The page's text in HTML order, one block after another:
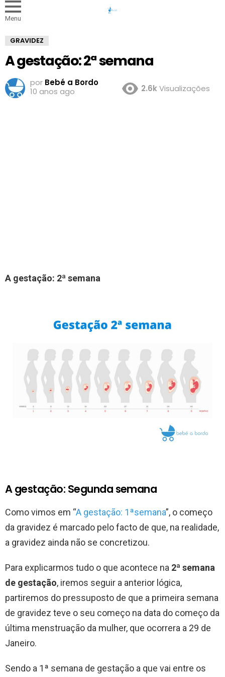
Menu
GRAVIDEZ
A gestação: 2ª semana
por Bebé a Bordo
10 anos ago
2.6kVisualizações
A gestação: 2ª semana
A gestação: Segunda semana
Como vimos em “A gestação: 1ªsemana”, o começo
da gravidez é marcado pelo facto de que, na realidade,
a gravidez ainda não se concretizou.
Para explicarmos tudo o que acontece na 2ª semana
de gestação, iremos seguir a anterior lógica,
partiremos do pressuposto de que a primeira semana
de gravidez teve o seu começo na data do começo da
última menstruação da mulher, que ocorrera a 29 de
Janeiro.
Sendo a 1ª semana de gestação a que vai entre os